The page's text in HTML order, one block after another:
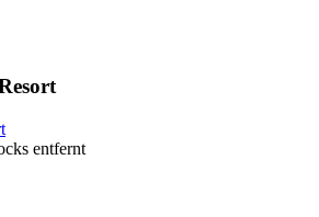
entfernt